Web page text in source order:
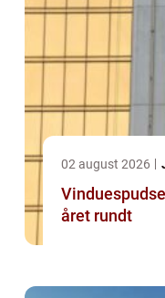
02 august 2026
Vinduespudser
året rundt